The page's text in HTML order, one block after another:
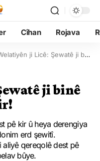
Cîhan Rojava
ji Licê: Şewatê ji binê qereqolê dest pê kir!
ji binê
pê kir û heya derengiya
erd şewitî.
aliyê qereqolê dest pê
bûye.